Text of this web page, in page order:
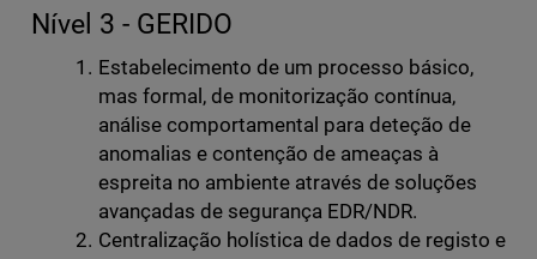
Nível 3 - GERIDO
Estabelecimento de um processo básico,
mas formal, de monitorização contínua,
análise comportamental para deteção de
anomalias e contenção de ameaças à
espreita no ambiente através de soluções
avançadas de segurança EDR/NDR.
Centralização holística de dados de registo e